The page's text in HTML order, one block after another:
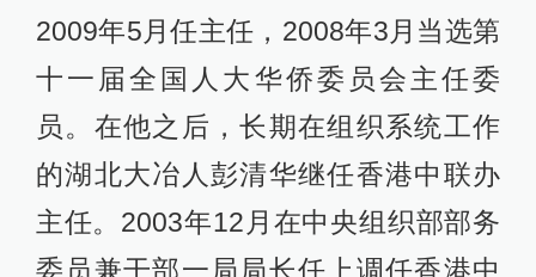
2009年5月任主任，2008年3月当选第
十一届全国人大华侨委员会主任委
员。在他之后，长期在组织系统工作
的湖北大冶人彭清华继任香港中联办
主任。2003年12月在中央组织部部务
委员兼干部一局局长任上调任香港中